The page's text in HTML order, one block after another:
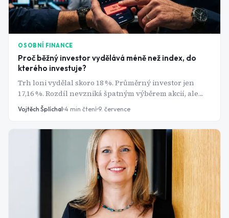
OSOBNÍ FINANCE
Proč běžný investor vydělává méně než index, do
kterého investuje?
Trh loni vydělal skoro 18 %. Průměrný investor jen
17,16 %. Rozdíl nevzniká špatným výběrem akcií, ale
pár opakovanými chybami, kterých se dopouští skoro
každý začátečník.
Vojtěch Šplíchal 4 min čtení 9. července